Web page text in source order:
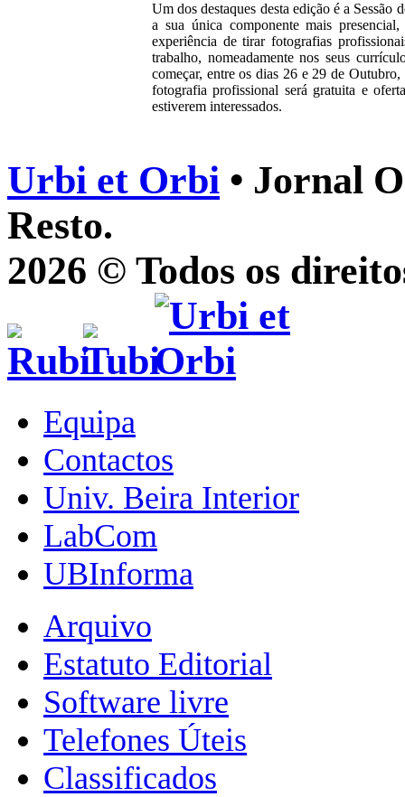
Um dos destaques desta edição é a
a sua única componente mais
experiência de tirar fotografias
trabalho, nomeadamente nos seus
começar, entre os dias 26 e 29 de
fotografia profissional será gratuita e
estiverem interessados.
Urbi et Orbi • Jornal
Resto.
2026 © Todos os
Equipa
Contactos
Univ. Beira Interior
LabCom
UBInforma
Arquivo
Estatuto Editorial
Software livre
Telefones Úteis
Classificados